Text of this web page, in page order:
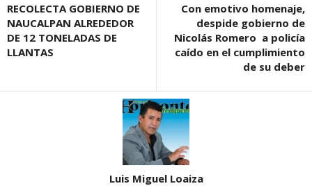
RECOLECTA GOBIERNO DE
NAUCALPAN ALREDEDOR
DE 12 TONELADAS DE
LLANTAS
Con emotivo homenaje,
despide gobierno de
Nicolás Romero a policía
caído en el cumplimiento
de su deber
Luis Miguel Loaiza